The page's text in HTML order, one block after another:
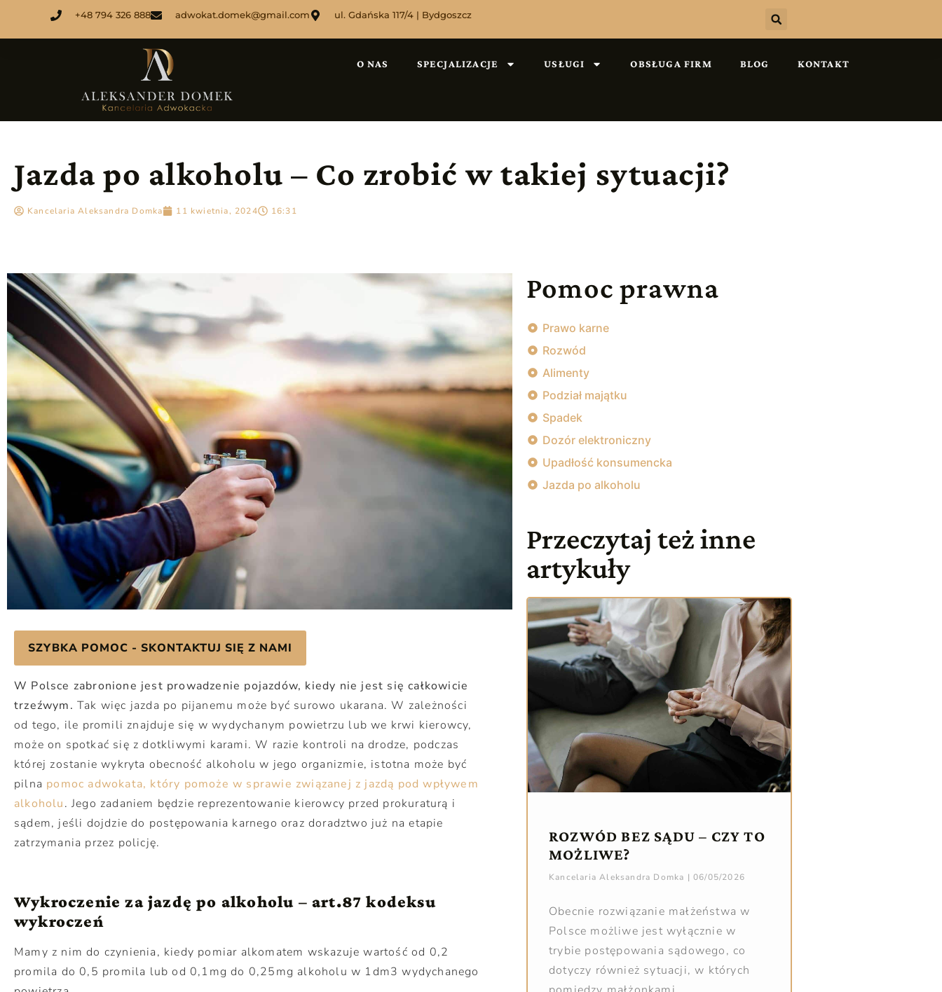
+48 794 326 888 adwokat.domek@gmail.com ul. Gdańska 117/4 | Bydgoszcz
O NAS SPECJALIZACJE USŁUGI OBSŁUGA FIRM BLOG KONTAKT
Jazda po alkoholu – Co zrobić w takiej sytuacji?
Kancelaria Aleksandra Domka 11 kwietnia, 2024 16:31
SZYBKA POMOC - SKONTAKTUJ SIĘ Z NAMI
W Polsce zabronione jest prowadzenie pojazdów, kiedy nie jest się całkowicie
trzeźwym. Tak więc jazda po pijanemu może być surowo ukarana. W zależności
od tego, ile promili znajduje się w wydychanym powietrzu lub we krwi kierowcy,
może on spotkać się z dotkliwymi karami. W razie kontroli na drodze, podczas
której zostanie wykryta obecność alkoholu w jego organizmie, istotna może być
pilna pomoc adwokata, który pomoże w sprawie związanej z jazdą pod wpływem
alkoholu. Jego zadaniem będzie reprezentowanie kierowcy przed prokuraturą i
sądem, jeśli dojdzie do postępowania karnego oraz doradztwo już na etapie
zatrzymania przez policję.
Wykroczenie za jazdę po alkoholu – art.87 kodeksu
wykroczeń
Mamy z nim do czynienia, kiedy pomiar alkomatem wskazuje wartość od 0,2
promila do 0,5 promila lub od 0,1mg do 0,25mg alkoholu w 1dm3 wydychanego
Pomoc prawna
Prawo karne
Rozwód
Alimenty
Podział majątku
Spadek
Dozór elektroniczny
Upadłość konsumencka
Jazda po alkoholu
Przeczytaj też inne
artykuły
ROZWÓD BEZ SĄDU – CZY TO
MOŻLIWE?
Kancelaria Aleksandra Domka 06/05/2026
Obecnie rozwiązanie małżeństwa w
Polsce możliwe jest wyłącznie w
trybie postępowania sądowego, co
dotyczy również sytuacji, w których